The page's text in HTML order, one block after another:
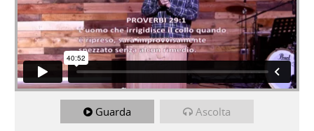
Guarda Ascolta